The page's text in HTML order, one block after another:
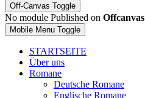
Off-Canvas Toggle
No module Published on Offcanvas
Mobile Menu Toggle
STARTSEITE
Über uns
Romane
Deutsche Romane
Englische Romane